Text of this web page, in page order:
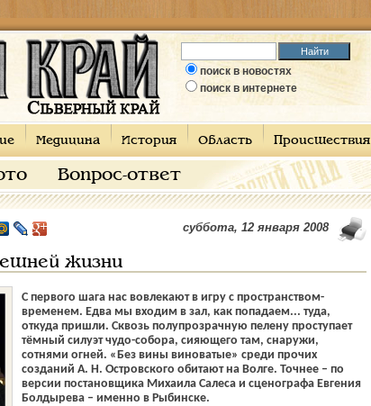
поиск в новостях
поиск в интернете
Медицина История Область Происшествия
Вопрос-ответ
суббота, 12 января 2008
жизни
С первого шага нас вовлекают в игру с пространством-
временем. Едва мы входим в зал, как попадаем... туда,
откуда пришли. Сквозь полупрозрачную пелену проступает
тёмный силуэт чудо-собора, сияющего там, снаружи,
сотнями огней. «Без вины виноватые» среди прочих
созданий А. Н. Островского обитают на Волге. Точнее – по
версии постановщика Михаила Салеса и сценографа Евгения
Болдырева – именно в Рыбинске.